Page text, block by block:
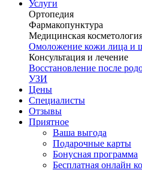
Услуги
Ортопедия
Фармакопунктура
Медицинская
Омоложение кожи лица и
Консультация и лечение
Восстановление после
УЗИ
Цены
Специалисты
Отзывы
Приятное
Ваша выгода
Подарочные карты
Бонусная программа
Бесплатная онлайн